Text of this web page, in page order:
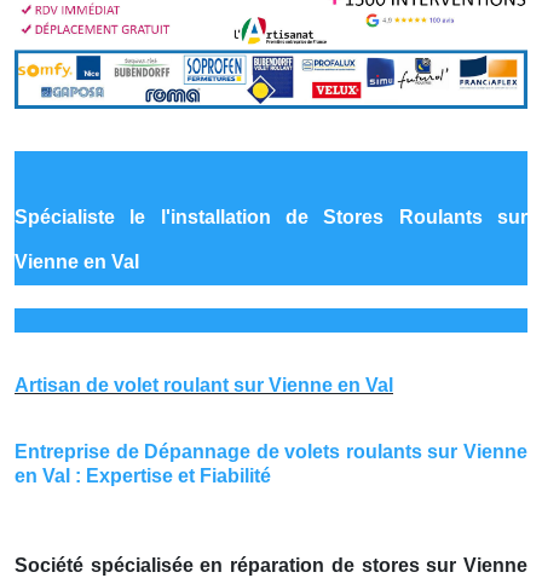
Spécialiste le l'installation de Stores Roulants sur
Vienne en Val
Artisan de volet roulant sur Vienne en Val
Entreprise de Dépannage de volets roulants sur Vienne
en Val : Expertise et Fiabilité
Société spécialisée en réparation de stores sur Vienne